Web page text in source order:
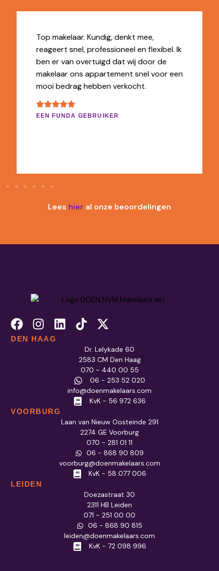
Top makelaar. Kundig, denkt mee,
reageert snel, professioneel en flexibel. Ik
ben er van overtuigd dat wij door de
makelaar ons appartement snel voor een
mooi bedrag hebben verkocht.
EEN FUNDA GEBRUIKER
Lees hier al onze beoordelingen
DEN HAAG
Dr. Lelykade 60
2583 CM Den Haag
070 - 440 00 55
06 - 253 52 020
info@doenmakelaars.com
KvK - 56 972 636
VOORBURG
Laan van Nieuw Oosteinde 291
2274 GE Voorburg
070 - 281 01 11
06 - 868 90 809
voorburg@doenmakelaars.com
KvK - 58 077 006
LEIDEN
Doezastraat 30
2311 HB Leiden
071 - 251 00 00
06 - 868 90 815
leiden@doenmakelaars.com
KvK - 72 098 996